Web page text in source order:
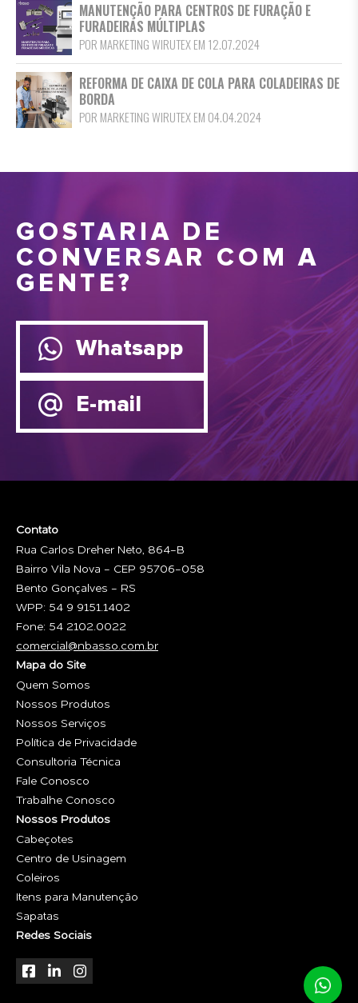
MANUTENÇÃO PARA CENTROS DE FURAÇÃO E
FURADEIRAS MÚLTIPLAS
POR MARKETING WIRUTEX EM 12.07.2024
REFORMA DE CAIXA DE COLA PARA COLADEIRAS DE
BORDA
POR MARKETING WIRUTEX EM 04.04.2024
GOSTARIA DE
CONVERSAR COM A
GENTE?
Whatsapp
E-mail
Contato
Rua Carlos Dreher Neto, 864-B
Bairro Vila Nova - CEP 95706-058
Bento Gonçalves - RS
WPP: 54 9 9151.1402
Fone: 54 2102.0022
comercial@nbasso.com.br
Mapa do Site
Quem Somos
Nossos Produtos
Nossos Serviços
Política de Privacidade
Consultoria Técnica
Fale Conosco
Trabalhe Conosco
Nossos Produtos
Cabeçotes
Centro de Usinagem
Coleiros
Itens para Manutenção
Sapatas
Redes Sociais